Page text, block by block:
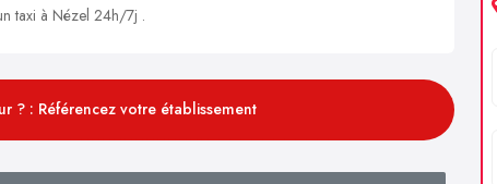
taxi à Nézel 24h/7j .
? : Référencez votre établissement